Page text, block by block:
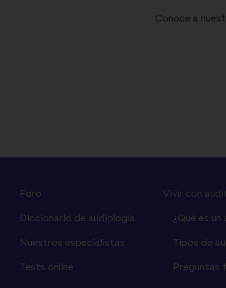
Conoce a
Foro
Diccionario de audiología
Nuestros especialistas
Tests online
Vivir con
¿Qué es
Tipos de
Preguntas